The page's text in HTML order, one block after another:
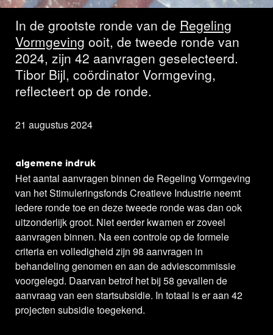
In de grootste ronde van de Regeling
Vormgeving ooit, de tweede ronde van
2024, zijn 42 aanvragen geselecteerd.
Tibor Bijl, coördinator Vormgeving,
reflecteert op de ronde.
21 augustus 2024
algemene indruk
Het aantal aanvragen binnen de Regeling Vormgeving
van het Stimuleringsfonds Creatieve Industrie neemt
iedere ronde toe en deze tweede ronde was dan ook
uitzonderlijk groot. Niet eerder kwamen er zoveel
aanvragen binnen. Na een controle op de formele
criteria en volledigheid zijn 98 aanvragen in
behandeling genomen en aan de adviescommissie
voorgelegd. Daarvan betrof het bij 58 gevallen de
aanvraag van een startsubsidie. In totaal is er aan 42
projecten subsidie toegekend.